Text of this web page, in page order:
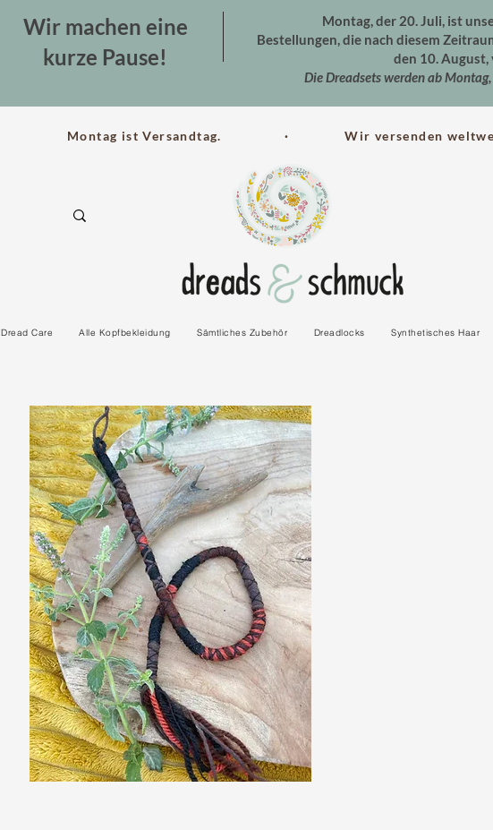
Wir machen eine
kurze Pause!
Montag, der 20. Juli, ist
Bestellungen, die nach diesem
den 10. August,
Die Dreadsets werden ab
Montag ist Versandtag. · Wir versenden
Dread Care Alle Kopfbekleidung Sämtliches Zubehör Dreadlocks Synthetisches Haar